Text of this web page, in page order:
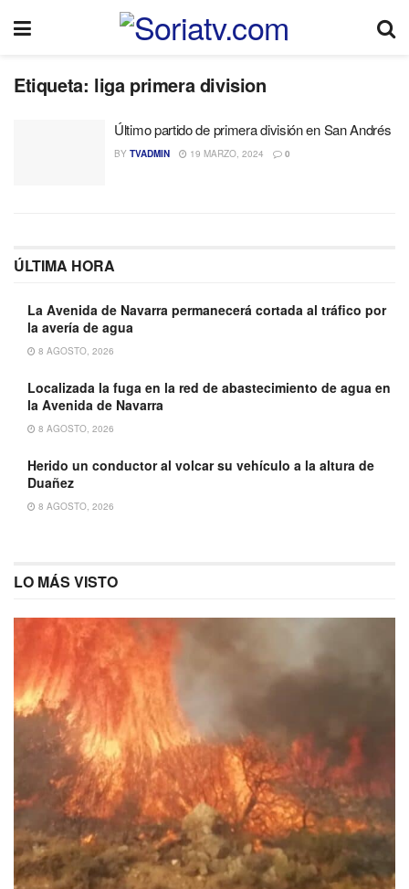
Etiqueta: liga primera division
Último partido de primera división en San Andrés
BY TVADMIN 19 MARZO, 2024 0
ÚLTIMA HORA
La Avenida de Navarra permanecerá cortada al tráfico por
la avería de agua
8 AGOSTO, 2026
Localizada la fuga en la red de abastecimiento de agua en
la Avenida de Navarra
8 AGOSTO, 2026
Herido un conductor al volcar su vehículo a la altura de
Duañez
8 AGOSTO, 2026
LO MÁS VISTO